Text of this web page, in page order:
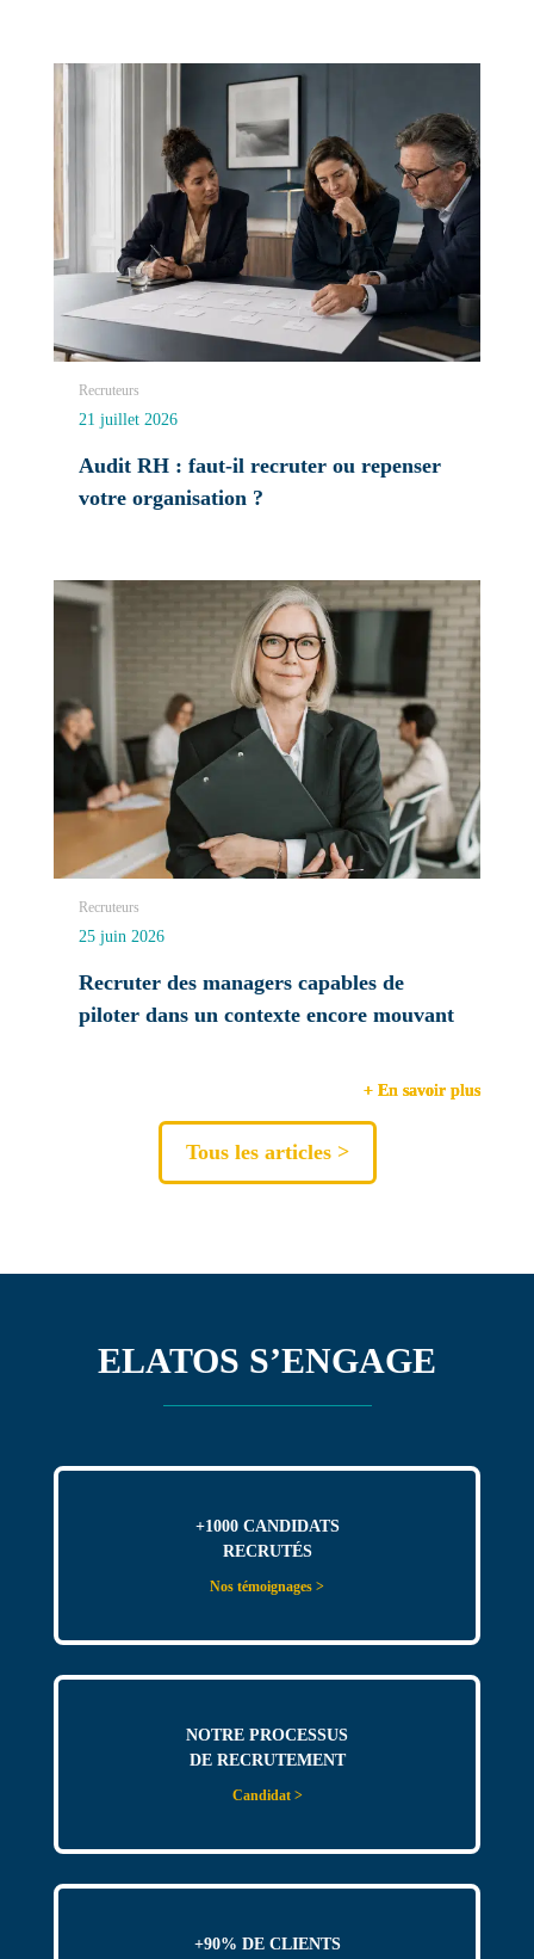
+ En savoir plus
Recruteurs
21 juillet 2026
Audit RH : faut-il recruter ou repenser
votre organisation ?
+ En savoir plus
Recruteurs
25 juin 2026
Recruter des managers capables de
piloter dans un contexte encore mouvant
+ En savoir plus
Tous les articles >
ELATOS S’ENGAGE
+1000 CANDIDATS
RECRUTÉS
Nos témoignages >
NOTRE PROCESSUS
DE RECRUTEMENT
Candidat >
+90% DE CLIENTS